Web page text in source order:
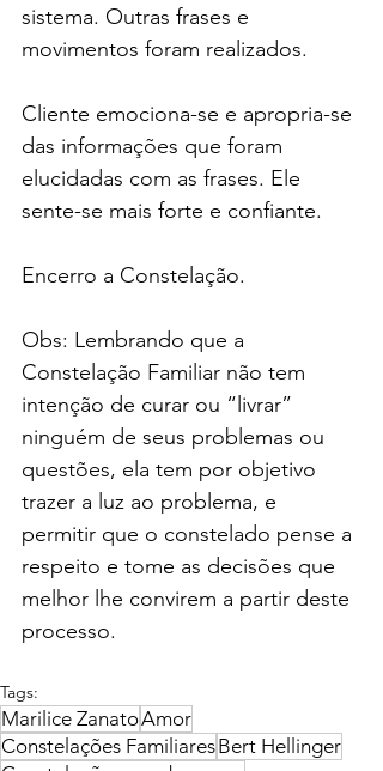
sistema. Outras frases e
movimentos foram realizados.
Cliente emociona-se e apropria-se
das informações que foram
elucidadas com as frases. Ele
sente-se mais forte e confiante.
Encerro a Constelação.
Obs: Lembrando que a
Constelação Familiar não tem
intenção de curar ou “livrar”
ninguém de seus problemas ou
questões, ela tem por objetivo
trazer a luz ao problema, e
permitir que o constelado pense a
respeito e tome as decisões que
melhor lhe convirem a partir deste
processo.
Tags:
Marilice ZanatoAmor
Constelações FamiliaresBert Hellinger